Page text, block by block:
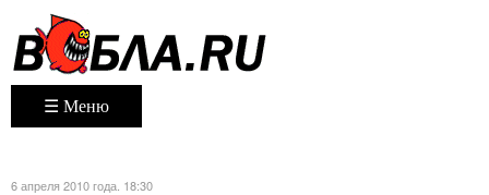
☰ Меню
6 апреля 2010 года. 18:30